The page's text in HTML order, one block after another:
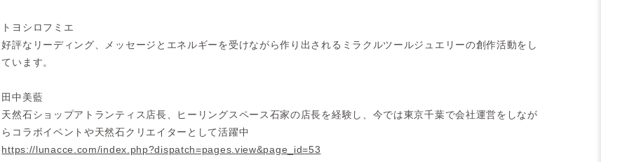
トヨシロフミエ
好評なリーディング、メッセージとエネルギーを受けながら作り出されるミラクルツールジュエリーの創作活動をし
ています。
田中美藍
天然石ショップアトランティス店長、ヒーリングスペース石家の店長を経験し、今では東京千葉で会社運営をしなが
らコラボイベントや天然石クリエイターとして活躍中
https://lunacce.com/index.php?dispatch=pages.view&page_id=53